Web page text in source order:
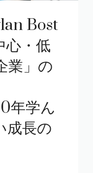
Bost
心・低
業」の
年学ん
成長の